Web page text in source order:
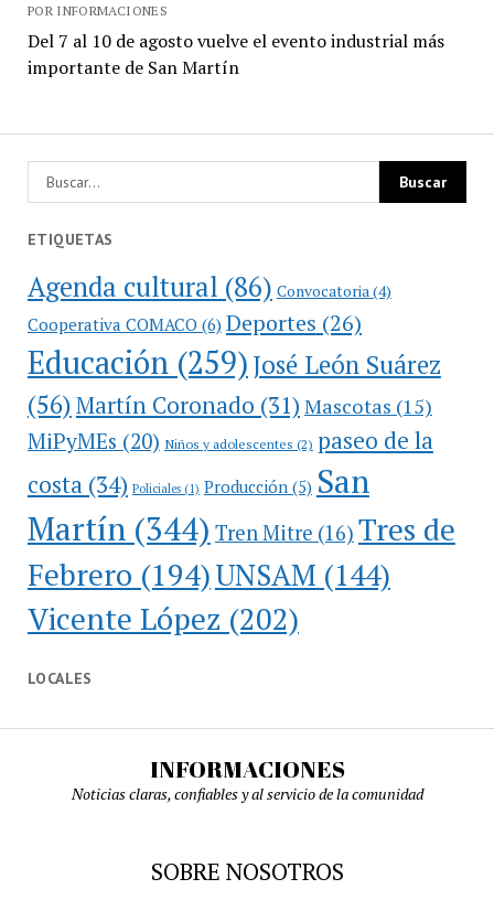
POR INFORMACIONES
Del 7 al 10 de agosto vuelve el evento industrial más
importante de San Martín
ETIQUETAS
Agenda cultural (86) Convocatoria (4)
Cooperativa COMACO(6) Deportes (26)
Educación(259)José León Suárez
(56)Martín Coronado (31) Mascotas (15)
MiPyMEs (20) Niños y adolescentes (2) paseo de la
costa(34) Policiales(1) Producción(5) San
Martín(344) Tren Mitre (16) Tres de
Febrero (194)UNSAM (144)
Vicente López (202)
LOCALES
INFORMACIONES
Noticias claras, confiables y al servicio de la comunidad
SOBRE NOSOTROS